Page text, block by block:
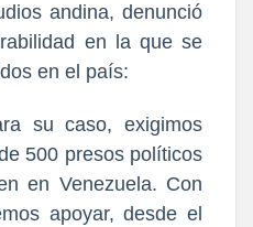
andina, denunció
en la que se
en el país:
su caso, exigimos
500 presos políticos
en Venezuela. Con
apoyar, desde el